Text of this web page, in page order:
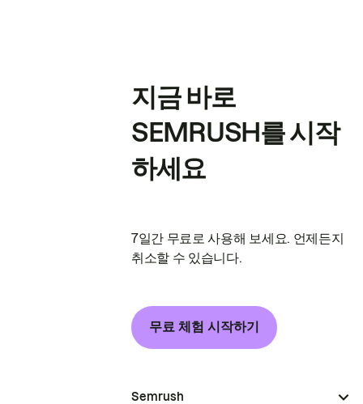
지금 바로
SEMRUSH를 시작
하세요
7일간 무료로 사용해 보세요. 언제든지
취소할 수 있습니다.
무료 체험 시작하기
Semrush